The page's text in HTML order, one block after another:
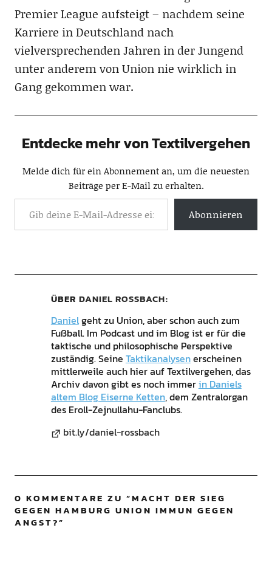
Premier League aufsteigt – nachdem seine
Karriere in Deutschland nach
vielversprechenden Jahren in der Jungend
unter anderem von Union nie wirklich in
Gang gekommen war.
Entdecke mehr von Textilvergehen
Melde dich für ein Abonnement an, um die neuesten
Beiträge per E-Mail zu erhalten.
Abonnieren
ÜBER DANIEL ROSSBACH
Danielgeht zu Union, aber schon auch zum
Fußball. Im Podcast und im Blog ist er für die
taktische und philosophische Perspektive
zuständig. Seine Taktikanalysenerscheinen
mittlerweile auch hier auf Textilvergehen, das
Archiv davon gibt es noch immerin Daniels
altem Blog Eiserne Ketten, dem Zentralorgan
des Eroll-Zejnullahu-Fanclubs.
bit.ly/daniel-rossbach
0 KOMMENTARE ZU “MACHT DER SIEG
GEGEN HAMBURG UNION IMMUN GEGEN
ANGST?”